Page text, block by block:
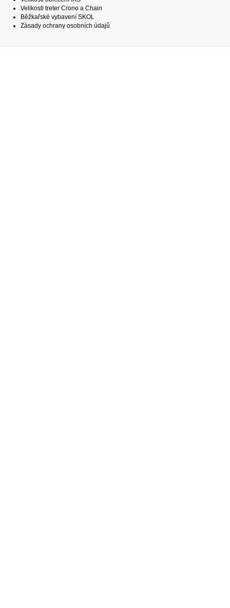
Velikosti treter Crono a Chain
Běžkařské vybavení SKOL
Zásady ochrany osobních údajů